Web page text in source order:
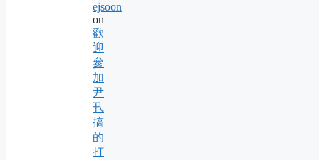
ejsoon
on
歡
迎
參
加
尹
卂
搞
的
打